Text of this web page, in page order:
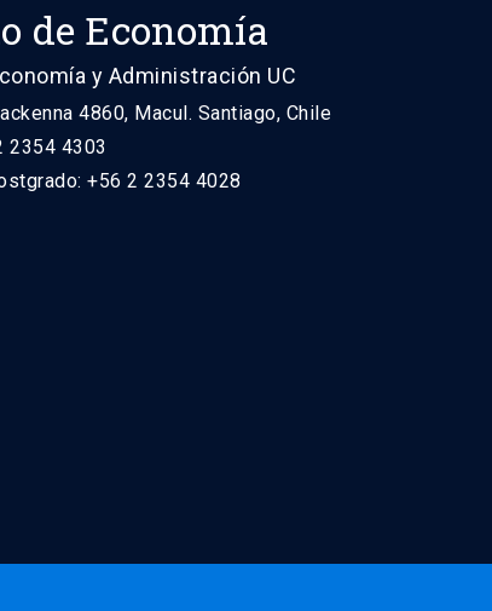
de Economía
y Administración UC
4860, Macul. Santiago, Chile
2354 4303
+56 2 2354 4028